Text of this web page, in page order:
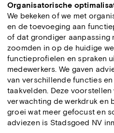
Organisatorische
We bekeken of we met
en de toevoeging aan
of dat grondiger aanpassing
zoomden in op de huidige
functieprofielen en spraken
medewerkers. We gaven
van verschillende functies
taakvelden. Deze
verwachting de werkdruk en
groei wat meer gefocust en
adviezen is Stadsgoed NV